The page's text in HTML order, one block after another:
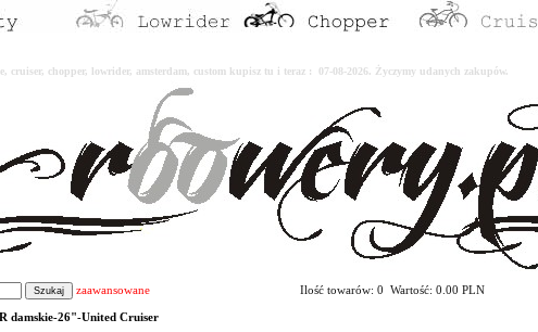
cruiser, chopper, lowrider, amsterdam, custom kupisz tu i teraz : 07-08-2026. Życzymy udanych zakupów.
zaawansowane Ilość towarów: 0 Wartość: 0.00 PLN
damskie-26"-United Cruiser